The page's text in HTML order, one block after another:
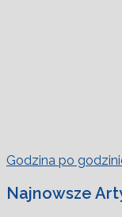
Godzina po
Najnowsze